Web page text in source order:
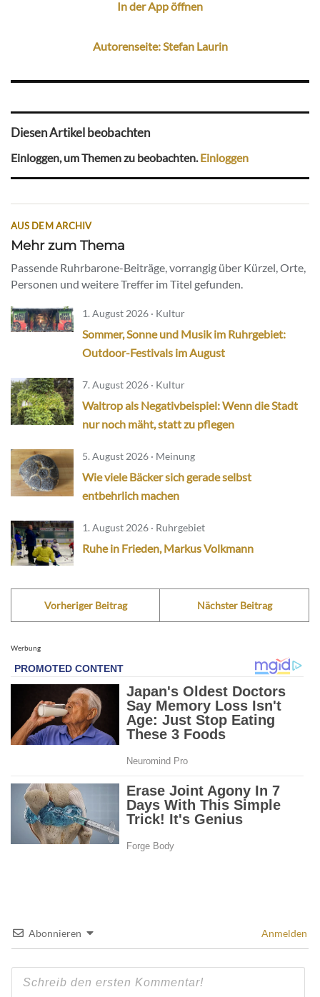
In der App öffnen
Autorenseite: Stefan Laurin
Diesen Artikel beobachten
Einloggen, um Themen zu beobachten.Einloggen
AUS DEM ARCHIV
Mehr zum Thema
Passende Ruhrbarone-Beiträge, vorrangig über Kürzel, Orte,
Personen und weitere Treffer im Titel gefunden.
1. August 2026 · Kultur
Sommer, Sonne und Musik im Ruhrgebiet:
Outdoor-Festivals im August
7. August 2026 · Kultur
Waltrop als Negativbeispiel: Wenn die Stadt
nur noch mäht, statt zu pflegen
5. August 2026 · Meinung
Wie viele Bäcker sich gerade selbst
entbehrlich machen
1. August 2026 · Ruhrgebiet
Ruhe in Frieden, Markus Volkmann
Vorheriger Beitrag Nächster Beitrag
Werbung
Abonnieren Anmelden